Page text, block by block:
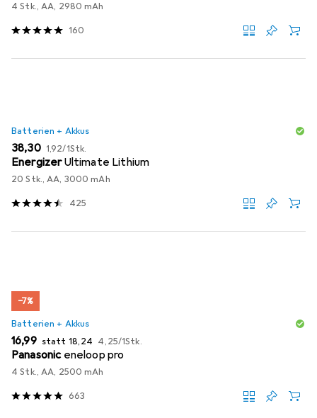
4 Stk., AA, 2980 mAh
160
Batterien + Akkus
EUR
38,30 EUR
1,92/1Stk.
EnergizerUltimate Lithium
20 Stk., AA, 3000 mAh
425
−7%
Batterien + Akkus
EUR
16,99 statt EUR
18,24 EUR
4,25/1Stk.
Panasonic eneloop pro
4 Stk., AA, 2500 mAh
663